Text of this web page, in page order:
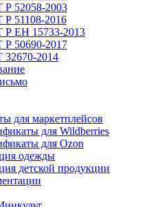
52058-2003
51108-2016
ЕН 15733-2013
50690-2017
2014
для маркетплейсов
для Wildberries
для Ozon
одежды
детской продукции